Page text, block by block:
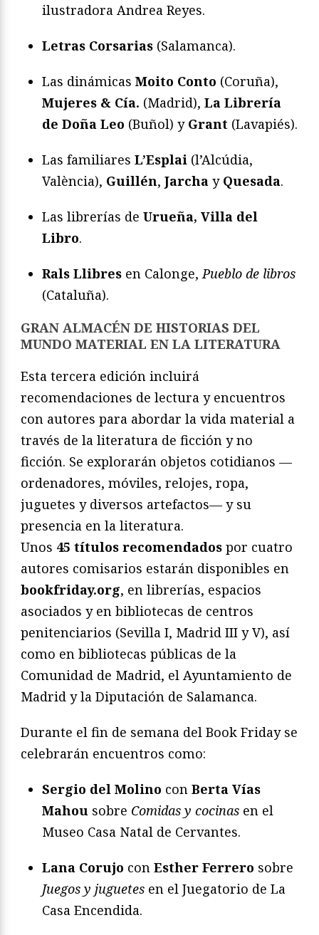
ilustradora Andrea Reyes.
Letras Corsarias (Salamanca).
Las dinámicas Moito Conto (Coruña),
Mujeres & Cía. (Madrid), La Librería
de Doña Leo (Buñol) y Grant (Lavapiés).
Las familiares L’Esplai (l’Alcúdia,
València), Guillén, Jarcha y Quesada.
Las librerías de Urueña, Villa del
Libro.
Rals Llibres en Calonge, Pueblo de libros
(Cataluña).
GRAN ALMACÉN DE HISTORIAS DEL
MUNDO MATERIAL EN LA LITERATURA
Esta tercera edición incluirá
recomendaciones de lectura y encuentros
con autores para abordar la vida material a
través de la literatura de ficción y no
ficción. Se explorarán objetos cotidianos —
ordenadores, móviles, relojes, ropa,
juguetes y diversos artefactos— y su
presencia en la literatura.
Unos 45 títulos recomendados por cuatro
autores comisarios estarán disponibles en
bookfriday.org, en librerías, espacios
asociados y en bibliotecas de centros
penitenciarios (Sevilla I, Madrid III y V), así
como en bibliotecas públicas de la
Comunidad de Madrid, el Ayuntamiento de
Madrid y la Diputación de Salamanca.
Durante el fin de semana del Book Friday se
celebrarán encuentros como:
Sergio del Molino con Berta Vías
Mahou sobre Comidas y cocinas en el
Museo Casa Natal de Cervantes.
Lana Corujo con Esther Ferrero sobre
Juegos y juguetes en el Juegatorio de La
Casa Encendida.